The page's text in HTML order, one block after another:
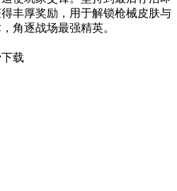
丰厚奖励，用于解锁枪械皮肤与
角逐战场最强精英。
载